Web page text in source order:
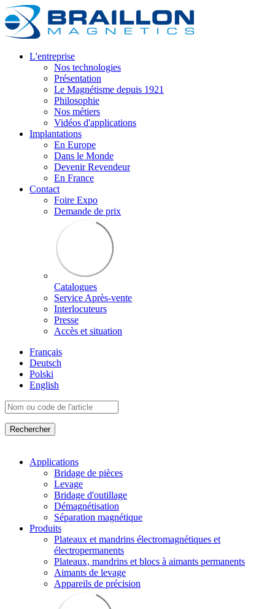
L'entreprise
Nos technologies
Présentation
Le Magnétisme depuis 1921
Philosophie
Nos métiers
Vidéos d'applications
Implantations
En Europe
Dans le Monde
Devenir Revendeur
En France
Contact
Foire Expo
Demande de prix
Catalogues
Service Après-vente
Interlocuteurs
Presse
Accès et situation
Français
Deutsch
Polski
English
Applications
Bridage de pièces
Levage
Bridage d'outillage
Démagnétisation
Séparation magnétique
Produits
Plateaux et mandrins électromagnétiques et
électropermanents
Plateaux, mandrins et blocs à aimants permanents
Aimants de levage
Appareils de précision